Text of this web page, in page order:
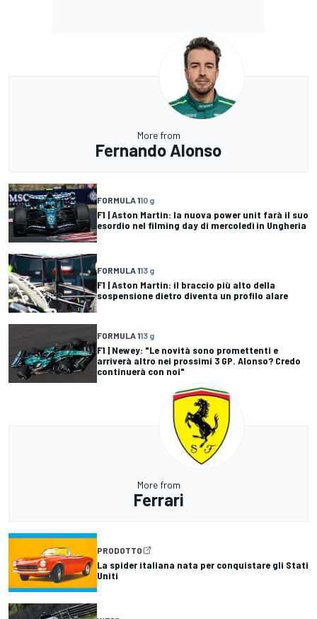
More from
Fernando Alonso
FORMULA 110 g
F1 | Aston Martin: la nuova power unit farà il suo
esordio nel filming day di mercoledì in Ungheria
FORMULA 113 g
F1 | Aston Martin: il braccio più alto della
sospensione dietro diventa un profilo alare
FORMULA 113 g
F1 | Newey: "Le novità sono promettenti e
arriverà altro nei prossimi 3 GP. Alonso? Credo
continuerà con noi"
More from
Ferrari
PRODOTTO
La spider italiana nata per conquistare gli Stati
Uniti